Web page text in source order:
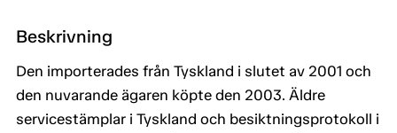
Beskrivning
Den importerades från Tyskland i slutet av 2001 och
den nuvarande ägaren köpte den 2003. Äldre
servicestämplar i Tyskland och besiktningsprotokoll i